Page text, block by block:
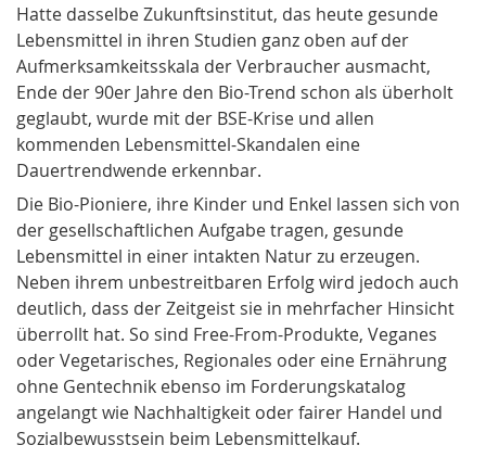
Hatte dasselbe Zukunftsinstitut, das heute gesunde
Lebensmittel in ihren Studien ganz oben auf der
Aufmerksamkeitsskala der Verbraucher ausmacht,
Ende der 90er Jahre den Bio-Trend schon als überholt
geglaubt, wurde mit der BSE-Krise und allen
kommenden Lebensmittel-Skandalen eine
Dauertrendwende erkennbar.
Die Bio-Pioniere, ihre Kinder und Enkel lassen sich von
der gesellschaftlichen Aufgabe tragen, gesunde
Lebensmittel in einer intakten Natur zu erzeugen.
Neben ihrem unbestreitbaren Erfolg wird jedoch auch
deutlich, dass der Zeitgeist sie in mehrfacher Hinsicht
überrollt hat. So sind Free-From-Produkte, Veganes
oder Vegetarisches, Regionales oder eine Ernährung
ohne Gentechnik ebenso im Forderungskatalog
angelangt wie Nachhaltigkeit oder fairer Handel und
Sozialbewusstsein beim Lebensmittelkauf.